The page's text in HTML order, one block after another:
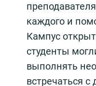
каждого и
Кампус
студенты
выполнять
встречаться